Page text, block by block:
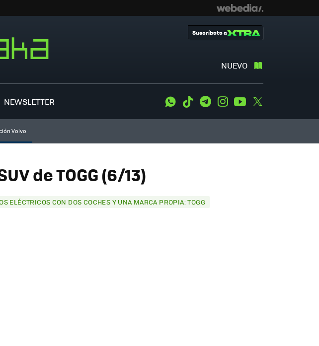
NUEVO
Suscríbete a
NEWSLETTER WhatsApp
Tiktok TelegramInstagramYoutube
Volvo
de TOGG (6/13)
ELÉCTRICOS CON DOS COCHES Y UNA MARCA PROPIA: TOGG